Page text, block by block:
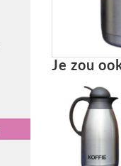
Je zou